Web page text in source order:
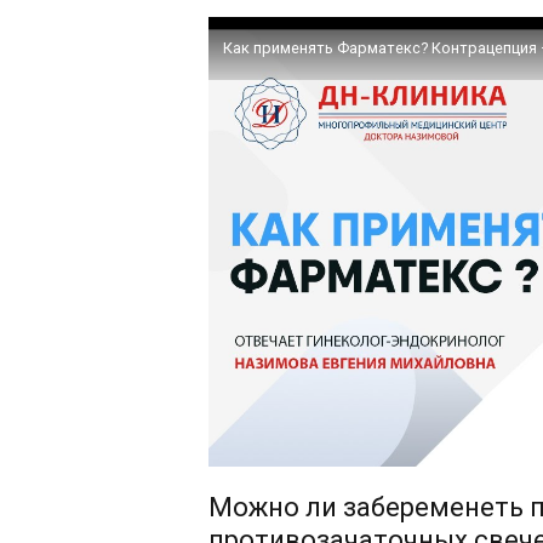
Как применять Фарматекс?
Можно ли забеременеть